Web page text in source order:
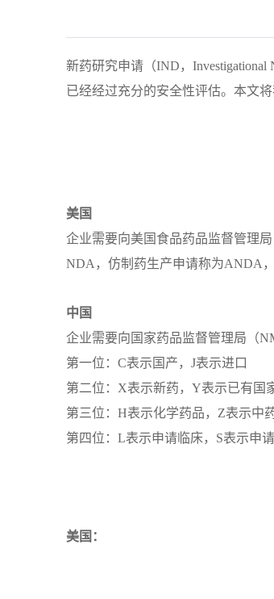
新药研究申请（IND，
已经经过充分的安全性评估。本文
美国
企业需要向美国食品药品监督管理
NDA，仿制药生产申请称为ANDA，
中国
企业需要向国家药品监督管理局（
第一位：C表示国产，J表示进口
第二位：X表示新药，Y表示已有国
第三位：H表示化学药品，Z表示中
第四位：L表示申请临床，S表示申
美国：